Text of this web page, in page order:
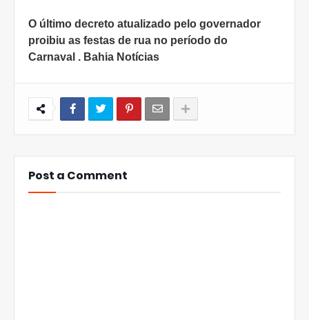
O último decreto atualizado pelo governador
proibiu as festas de rua no período do
Carnaval . Bahia Notícias
Post a Comment